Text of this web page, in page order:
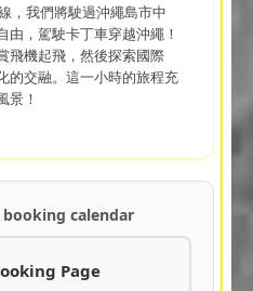
，我們將駛過沖繩島市中
由，駕駛卡丁車穿越沖繩！
飛機起飛，然後探索國際
的交融。這一小時的旅程充
景！
calendar
Page